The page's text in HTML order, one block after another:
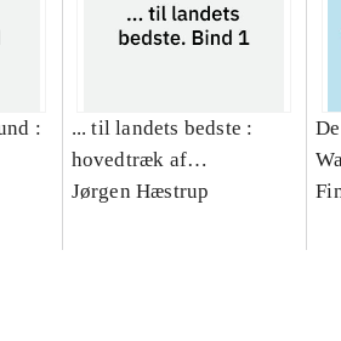
:
De
... til landets bedste :
hovedtræk af
departementschefsstyrets
Jørgen Hæstrup